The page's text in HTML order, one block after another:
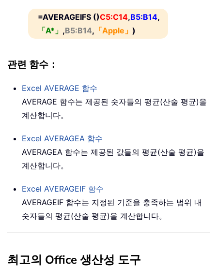
=AVERAGEIFS ()C5:C14,B5:B14,
「A*」 ,B5:B14, 「Apple」 )
관련 함수：
Excel AVERAGE 함수
AVERAGE 함수는 제공된 숫자들의 평균(산술 평균)을
계산합니다。
Excel AVERAGEA 함수
AVERAGEA 함수는 제공된 값들의 평균(산술 평균)을
계산합니다。
Excel AVERAGEIF 함수
AVERAGEIF 함수는 지정된 기준을 충족하는 범위 내
숫자들의 평균(산술 평균)을 계산합니다。
최고의 Office 생산성 도구